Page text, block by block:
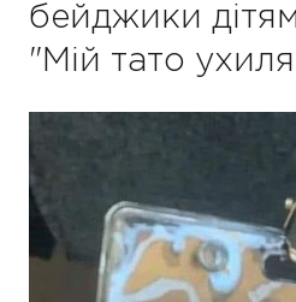
бейджики
"Мій тато